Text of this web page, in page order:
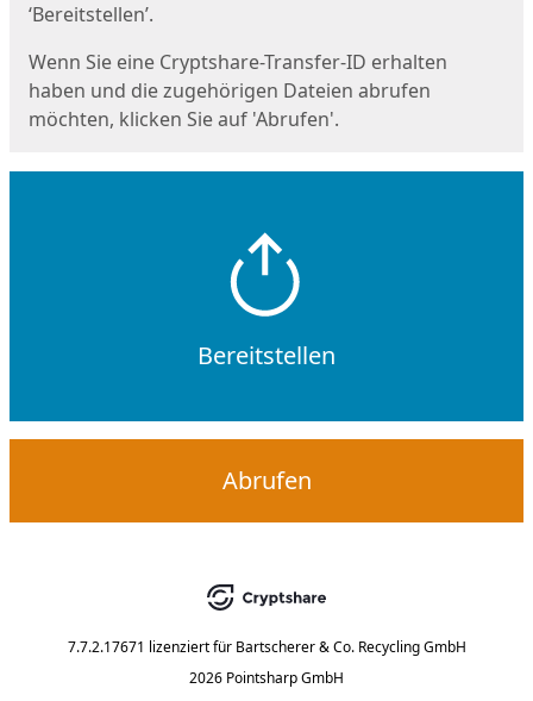
‘Bereitstellen’.
Wenn Sie eine Cryptshare-Transfer-ID erhalten
haben und die zugehörigen Dateien abrufen
möchten, klicken Sie auf 'Abrufen'.
Bereitstellen
Abrufen
7.7.2.17671 lizenziert für Bartscherer & Co. Recycling GmbH
2026 Pointsharp GmbH